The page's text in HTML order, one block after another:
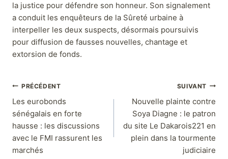
la justice pour défendre son honneur. Son signalement
a conduit les enquêteurs de la Sûreté urbaine à
interpeller les deux suspects, désormais poursuivis
pour diffusion de fausses nouvelles, chantage et
extorsion de fonds.
PRÉCÉDENT
Les eurobonds
sénégalais en forte
hausse : les discussions
avec le FMI rassurent les
marchés
SUIVANT
Nouvelle plainte contre
Soya Diagne : le patron
du site Le Dakarois221 en
plein dans la tourmente
judiciaire